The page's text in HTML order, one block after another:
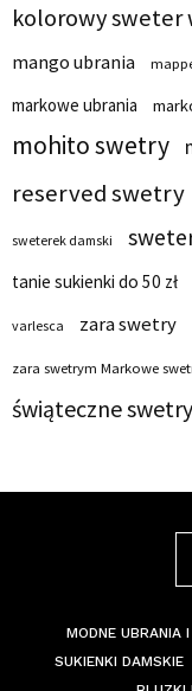
kolorowy sweter
mango ubrania
markowe ubrania
mohito swetry
reserved swetry
sweterek damski
tanie sukienki do 50 zł
varlesca zara swetry
zara swetrym Markowe
świąteczne swetry
MODNE UBRANIA
SUKIENKI DAMSKIE